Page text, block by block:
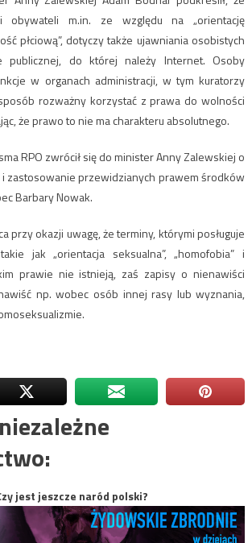
obywateli m.in. ze względu na „orientację
płciową”, dotyczy także ujawniania osobistych
publicznej, do której należy Internet. Osoby
w organach administracji, w tym kuratorzy
rozważny korzystać z prawa do wolności
że prawo to nie ma charakteru absolutnego.
RPO zwrócił się do minister Anny Zalewskiej o
zastosowanie przewidzianych prawem środków
Barbary Nowak.
przy okazji uwagę, że terminy, którymi posługuje
jak „orientacja seksualna”, „homofobia” i
prawie nie istnieją, zaś zapisy o nienawiści
np. wobec osób innej rasy lub wyznania,
jest jeszcze naród polski?